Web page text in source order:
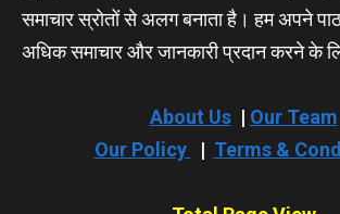
समाचार स्रोतों से अलग बनाता है। हम अपने
अधिक समाचार और जानकारी प्रदान करने के
About Us| Our Team
Our Policy
| Terms &